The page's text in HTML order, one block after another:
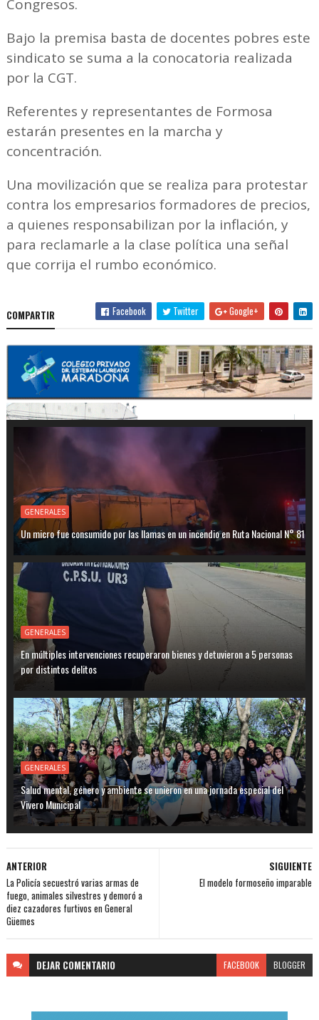
Congresos.
Bajo la premisa basta de docentes pobres este
sindicato se suma a la conocatoria realizada
por la CGT.
Referentes y representantes de Formosa
estarán presentes en la marcha y
concentración.
Una movilización que se realiza para protestar
contra los empresarios formadores de precios,
a quienes responsabilizan por la inflación, y
para reclamarle a la clase política una señal
que corrija el rumbo económico.
COMPARTIR Facebook Twitter Google+
GENERALES
Un micro fue consumido por las llamas en un incendio en Ruta Nacional N° 81
GENERALES
En múltiples intervenciones recuperaron bienes y detuvieron a 5 personas
por distintos delitos
GENERALES
Salud mental, género y ambiente se unieron en una jornada especial del
Vivero Municipal
SIGUIENTE
El modelo formoseño imparable
ANTERIOR
La Policía secuestró varias armas de
fuego, animales silvestres y demoró a
diez cazadores furtivos en General
Güemes
DEJAR COMENTARIO FACEBOOK BLOGGER